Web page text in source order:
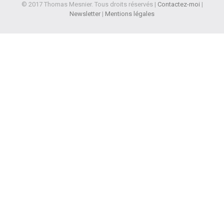
© 2017 Thomas Mesnier. Tous droits réservés | Contactez-moi |
Newsletter | Mentions légales